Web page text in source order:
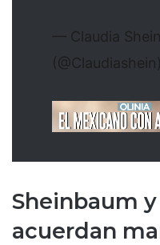
— Claudia
(@Claudiashein)
Sheinbaum
acuerdan